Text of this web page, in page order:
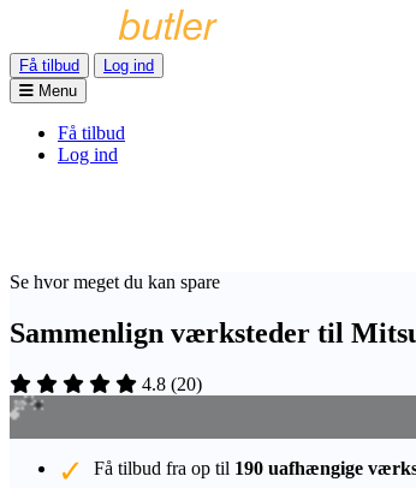
Få tilbud
Log ind
Menu
Få tilbud
Log ind
Se hvor meget du kan spare
Sammenlign værksteder til
4.8 (20)
Få tilbud fra op til 190 uafhængige